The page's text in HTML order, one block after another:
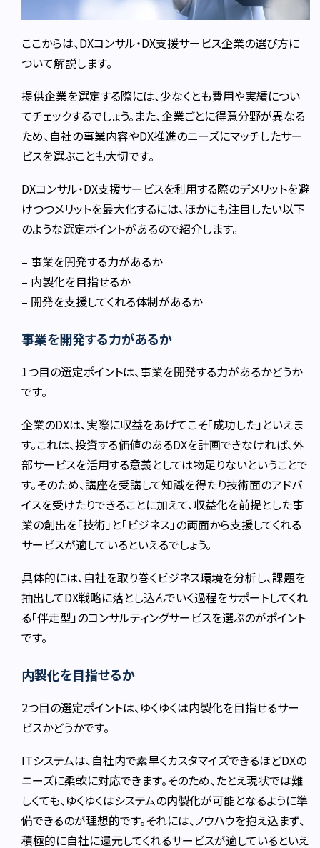
ここからは、DXコンサル・DX支援サービス企業の選び方に
ついて解説します。
提供企業を選定する際には、少なくとも費用や実績につい
てチェックするでしょう。また、企業ごとに得意分野が異なる
ため、自社の事業内容やDX推進のニーズにマッチしたサー
ビスを選ぶことも大切です。
DXコンサル・DX支援サービスを利用する際のデメリットを避
けつつメリットを最大化するには、ほかにも注目したい以下
のような選定ポイントがあるので紹介します。
– 事業を開発する力があるか
– 内製化を目指せるか
– 開発を支援してくれる体制があるか
事業を開発する力があるか
1つ目の選定ポイントは、事業を開発する力があるかどうか
です。
企業のDXは、実際に収益をあげてこそ「成功した」といえま
す。これは、投資する価値のあるDXを計画できなければ、外
部サービスを活用する意義としては物足りないということで
す。そのため、講座を受講して知識を得たり技術面のアドバ
イスを受けたりできることに加えて、収益化を前提とした事
業の創出を「技術」と「ビジネス」の両面から支援してくれる
サービスが適しているといえるでしょう。
具体的には、自社を取り巻くビジネス環境を分析し、課題を
抽出してDX戦略に落とし込んでいく過程をサポートしてくれ
る「伴走型」のコンサルティングサービスを選ぶのがポイント
です。
内製化を目指せるか
2つ目の選定ポイントは、ゆくゆくは内製化を目指せるサー
ビスかどうかです。
ITシステムは、自社内で素早くカスタマイズできるほどDXの
ニーズに柔軟に対応できます。そのため、たとえ現状では難
しくても、ゆくゆくはシステムの内製化が可能となるように準
備できるのが理想的です。それには、ノウハウを抱え込まず、
積極的に自社に還元してくれるサービスが適しているといえ